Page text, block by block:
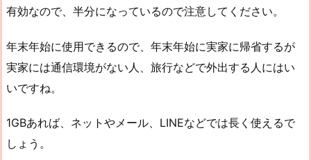
有効なので、半分になっているので注意してください。
年末年始に使用できるので、年末年始に実家に帰省するが
実家には通信環境がない人、旅行などで外出する人にはい
いですね。
1GBあれば、ネットやメール、LINEなどでは長く使えるで
しょう。